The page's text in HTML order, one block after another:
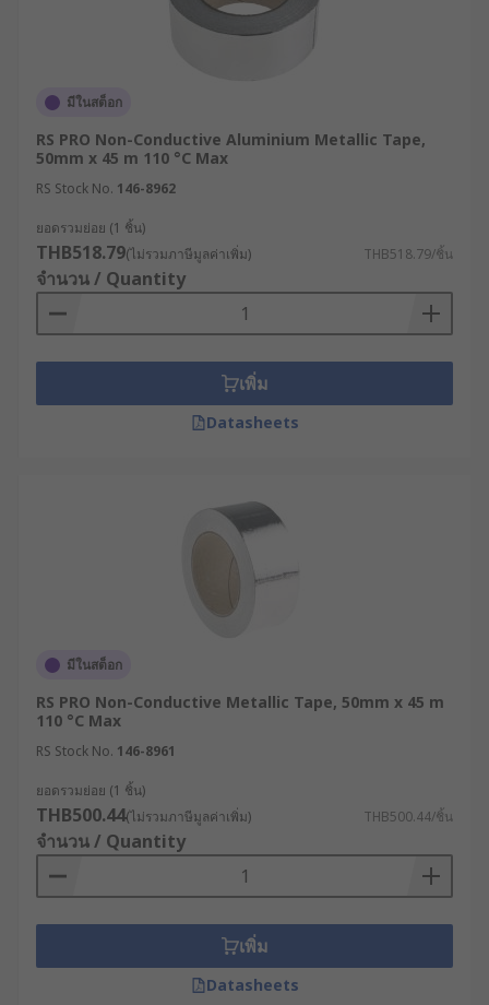
มีในสต็อก
RS PRO Non-Conductive Aluminium Metallic Tape,
50mm x 45 m 110 °C Max
RS Stock No. 146-8962
ยอดรวมย่อย (1 ชิ้น)
THB518.79(ไม่รวมภาษีมูลค่าเพิ่ม) THB518.79/ชิ้น
จำนวน / Quantity
เพิ่ม
Datasheets
มีในสต็อก
RS PRO Non-Conductive Metallic Tape, 50mm x 45 m
110 °C Max
RS Stock No. 146-8961
ยอดรวมย่อย (1 ชิ้น)
THB500.44(ไม่รวมภาษีมูลค่าเพิ่ม) THB500.44/ชิ้น
จำนวน / Quantity
เพิ่ม
Datasheets